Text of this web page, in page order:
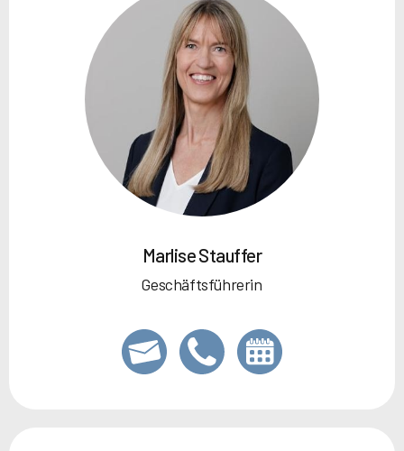
Marlise Stauffer
Geschäftsführerin